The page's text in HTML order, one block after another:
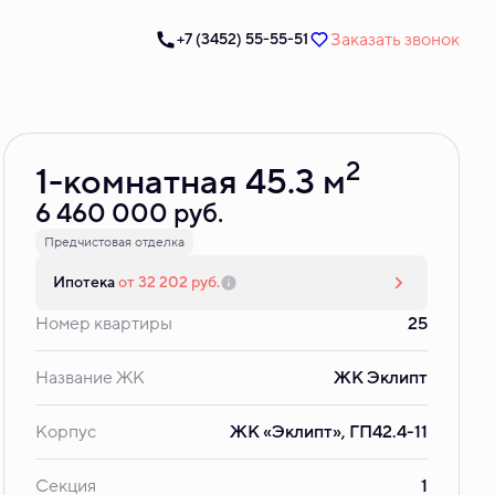
+7 (3452) 55-55-51 Заказать звонок
Забронировать
1-комнатная 45.3 м2
6 460 000 руб.
Предчистовая отделка
Ипотекаот 32 202 руб.
Номер квартиры 25
Название ЖК ЖК Эклипт
Корпус ЖК «Эклипт», ГП42.4-11
Секция 1